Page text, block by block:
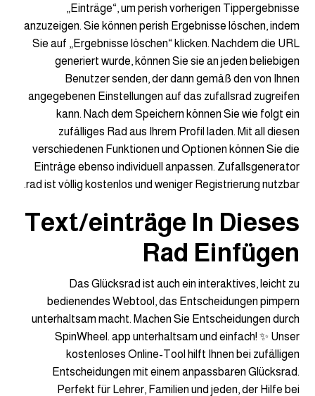
„Einträge“, um perish vorherigen Tippergebnisse
anzuzeigen. Sie können perish Ergebnisse löschen, indem
Sie auf „Ergebnisse löschen“ klicken. Nachdem die URL
generiert wurde, können Sie sie an jeden beliebigen
Benutzer senden, der dann gemäß den von Ihnen
angegebenen Einstellungen auf das zufallsrad zugreifen
kann. Nach dem Speichern können Sie wie folgt ein
zufälliges Rad aus Ihrem Profil laden. Mit all diesen
verschiedenen Funktionen und Optionen können Sie die
Einträge ebenso individuell anpassen. Zufallsgenerator
rad ist völlig kostenlos und weniger Registrierung nutzbar.
Text/einträge In Dieses
Rad Einfügen
Das Glücksrad ist auch ein interaktives, leicht zu
bedienendes Webtool, das Entscheidungen pimpern
unterhaltsam macht. Machen Sie Entscheidungen durch
SpinWheel. app unterhaltsam und einfach! ✨ Unser
kostenloses Online-Tool hilft Ihnen bei zufälligen
Entscheidungen mit einem anpassbaren Glücksrad.
Perfekt für Lehrer, Familien und jeden, der Hilfe bei